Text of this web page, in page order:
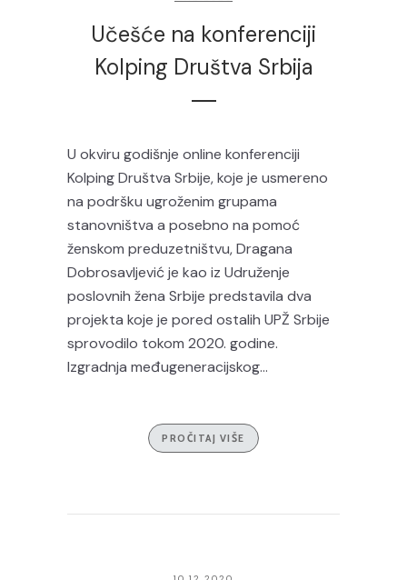
Učešće na konferenciji
Kolping Društva Srbija
U okviru godišnje online konferenciji
Kolping Društva Srbije, koje je usmereno
na podršku ugroženim grupama
stanovništva a posebno na pomoć
ženskom preduzetništvu, Dragana
Dobrosavljević je kao iz Udruženje
poslovnih žena Srbije predstavila dva
projekta koje je pored ostalih UPŽ Srbije
sprovodilo tokom 2020. godine.
Izgradnja međugeneracijskog...
PROČITAJ VIŠE